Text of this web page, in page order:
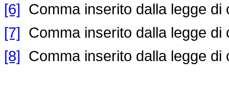
[6] Comma inserito dalla legge di
[7] Comma inserito dalla legge di
[8] Comma inserito dalla legge di